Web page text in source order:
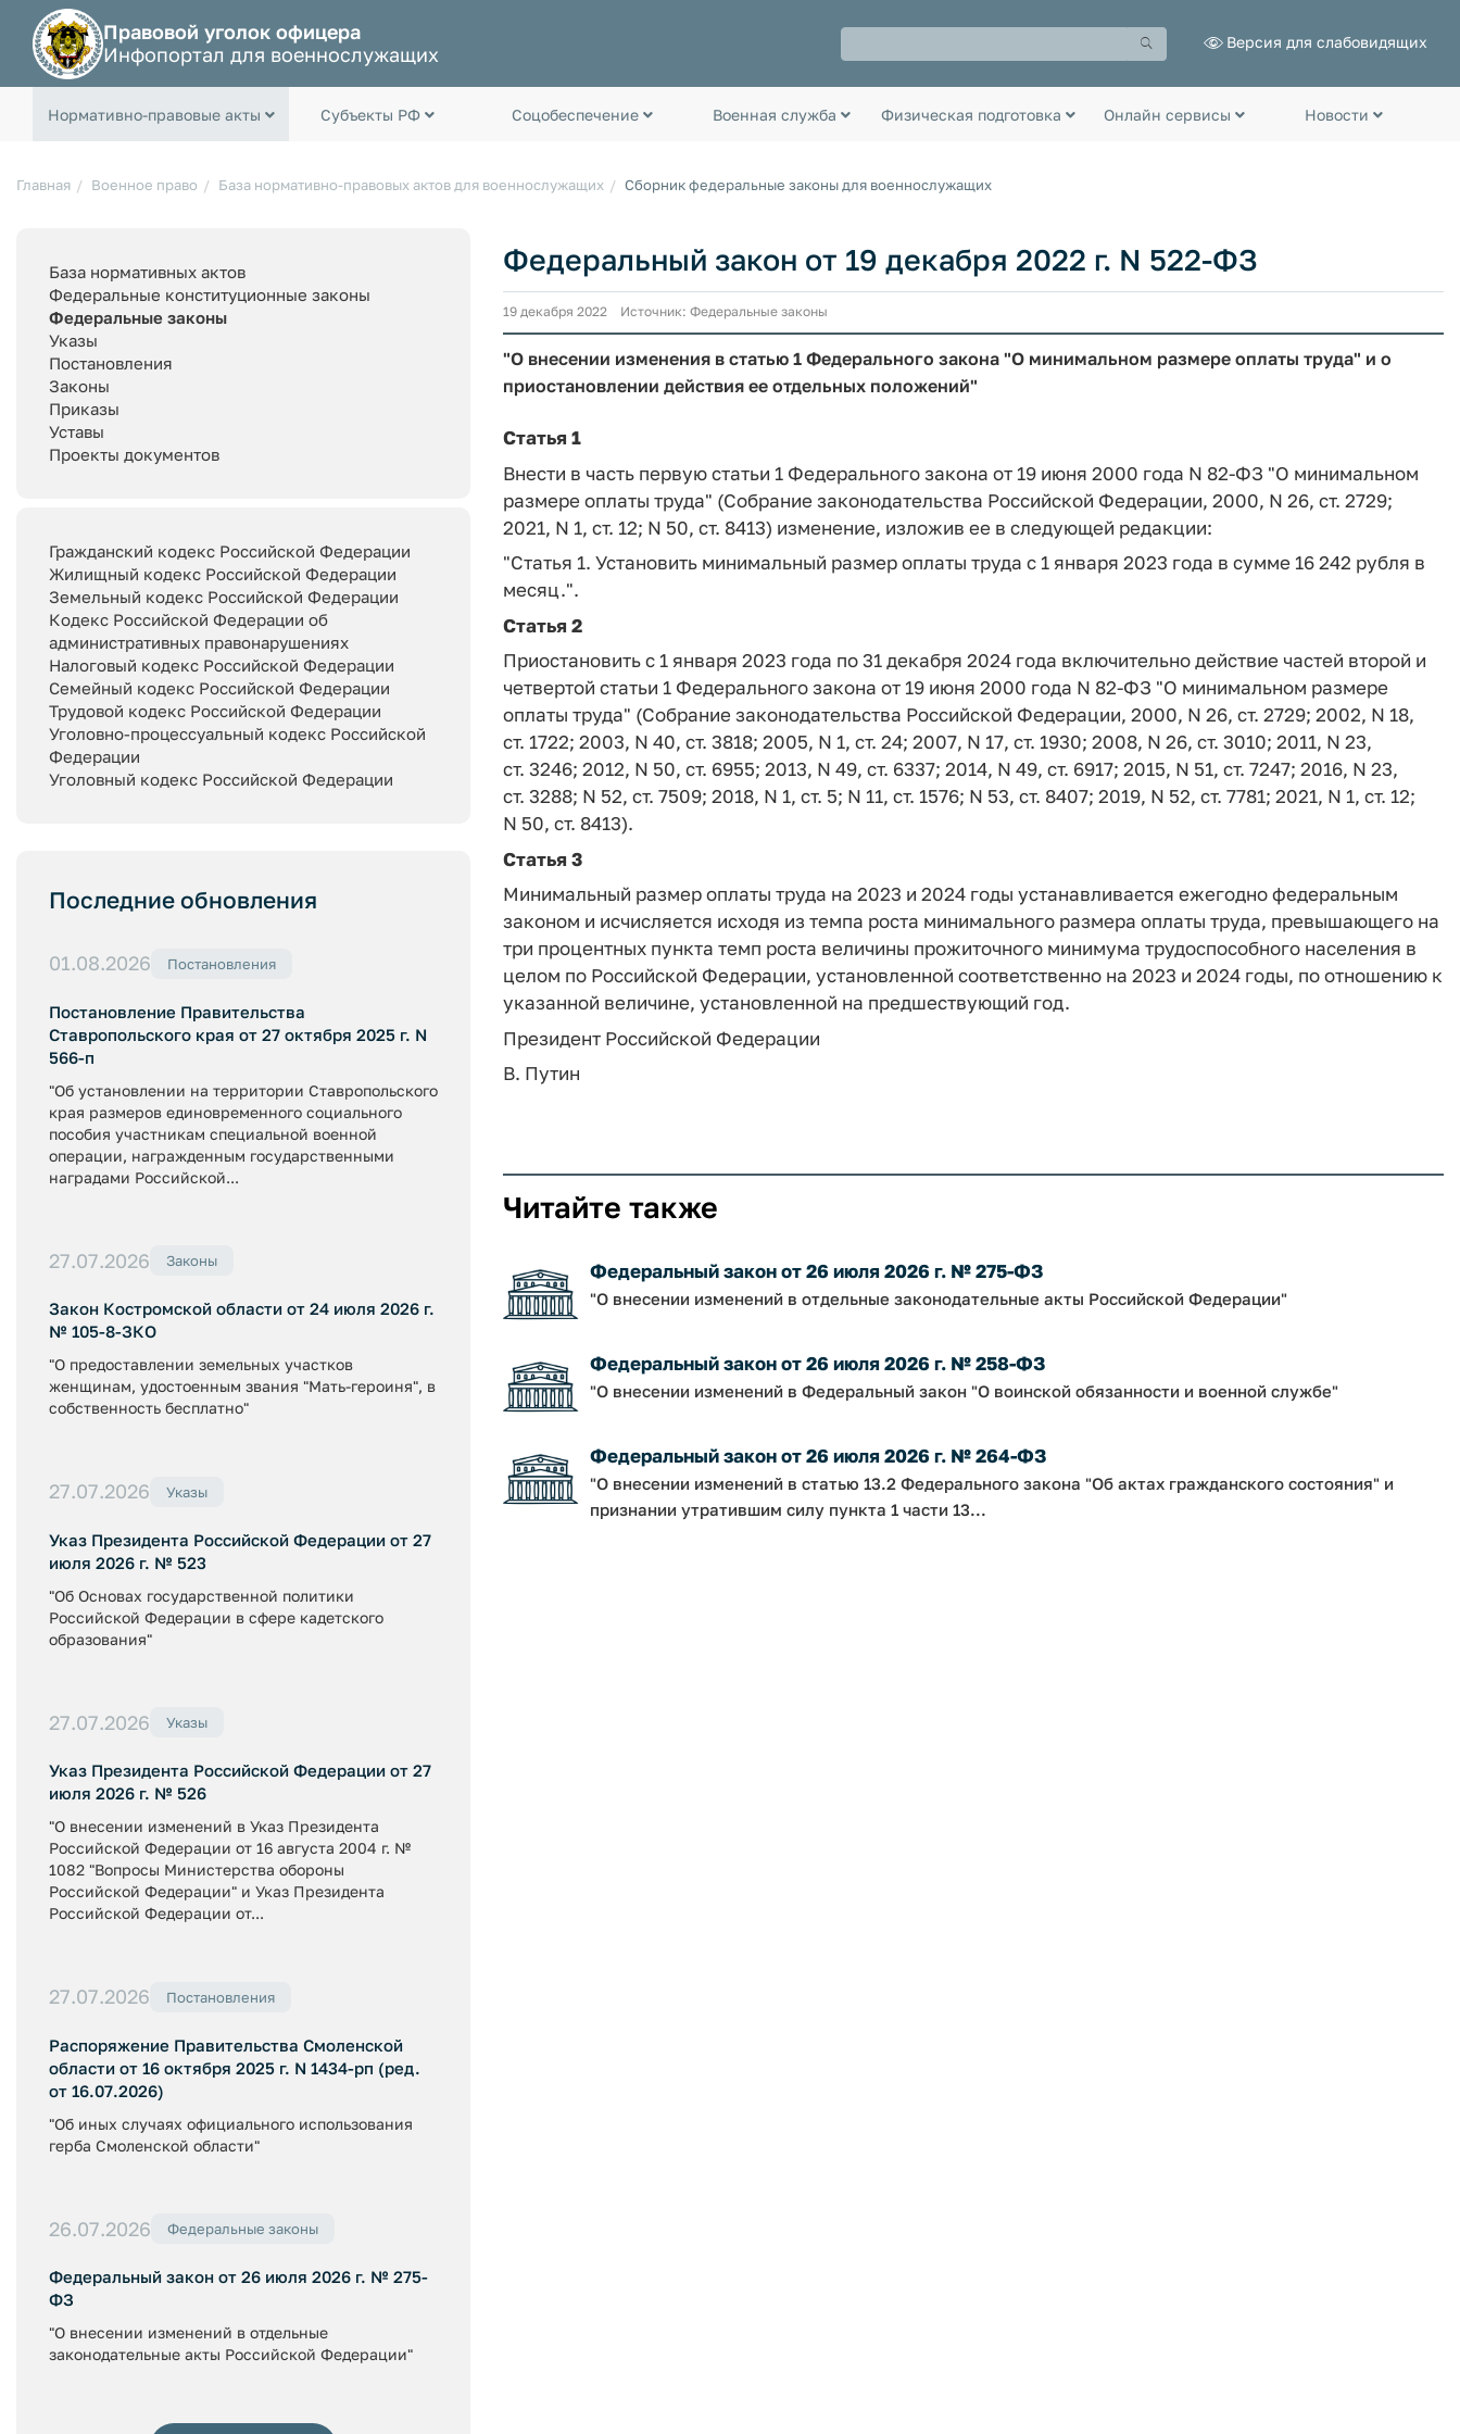
Правовой уголок офицера
Инфопортал для военнослужащих
Версия для слабовидящих
Нормативно-правовые акты Субъекты РФ Соцобеспечение Военная служба Физическая подготовка Онлайн сервисы Новости
Главная Военное право База нормативно-правовых актов для военнослужащих Сборник федеральные законы для военнослужащих
База нормативных актов
Федеральные конституционные законы
Федеральные законы
Указы
Постановления
Законы
Приказы
Уставы
Проекты документов
Гражданский кодекс Российской Федерации
Жилищный кодекс Российской Федерации
Земельный кодекс Российской Федерации
Кодекс Российской Федерации об
административных правонарушениях
Налоговый кодекс Российской Федерации
Семейный кодекс Российской Федерации
Трудовой кодекс Российской Федерации
Уголовно-процессуальный кодекс Российской
Федерации
Уголовный кодекс Российской Федерации
Последние обновления
01.08.2026 Постановления
Постановление Правительства
Ставропольского края от 27 октября 2025 г. N
566-п
"Об установлении на территории Ставропольского
края размеров единовременного социального
пособия участникам специальной военной
операции, награжденным государственными
наградами Российской...
27.07.2026 Законы
Закон Костромской области от 24 июля 2026 г.
№ 105-8-ЗКО
"О предоставлении земельных участков
женщинам, удостоенным звания "Мать-героиня", в
собственность бесплатно"
27.07.2026 Указы
Указ Президента Российской Федерации от 27
июля 2026 г. № 523
"Об Основах государственной политики
Российской Федерации в сфере кадетского
образования"
27.07.2026 Указы
Указ Президента Российской Федерации от 27
июля 2026 г. № 526
"О внесении изменений в Указ Президента
Российской Федерации от 16 августа 2004 г. №
1082 "Вопросы Министерства обороны
Российской Федерации" и Указ Президента
Российской Федерации от...
27.07.2026 Постановления
Распоряжение Правительства Смоленской
области от 16 октября 2025 г. N 1434-рп (ред.
от 16.07.2026)
"Об иных случаях официального использования
герба Смоленской области"
26.07.2026 Федеральные законы
Федеральный закон от 26 июля 2026 г. № 275-
ФЗ
"О внесении изменений в отдельные
законодательные акты Российской Федерации"
Федеральный закон от 19 декабря 2022 г. N 522-ФЗ
19 декабря 2022 Источник: Федеральные законы
"О внесении изменения в статью 1 Федерального закона "О минимальном размере оплаты труда" и о
приостановлении действия ее отдельных положений"
Статья 1
Внести в часть первую статьи 1 Федерального закона от 19 июня 2000 года N 82-ФЗ "О минимальном
размере оплаты труда" (Собрание законодательства Российской Федерации, 2000, N 26, ст. 2729;
2021, N 1, ст. 12; N 50, ст. 8413) изменение, изложив ее в следующей редакции:
"Статья 1. Установить минимальный размер оплаты труда с 1 января 2023 года в сумме 16 242 рубля в
месяц.".
Статья 2
Приостановить с 1 января 2023 года по 31 декабря 2024 года включительно действие частей второй и
четвертой статьи 1 Федерального закона от 19 июня 2000 года N 82-ФЗ "О минимальном размере
оплаты труда" (Собрание законодательства Российской Федерации, 2000, N 26, ст. 2729; 2002, N 18,
ст. 1722; 2003, N 40, ст. 3818; 2005, N 1, ст. 24; 2007, N 17, ст. 1930; 2008, N 26, ст. 3010; 2011, N 23,
ст. 3246; 2012, N 50, ст. 6955; 2013, N 49, ст. 6337; 2014, N 49, ст. 6917; 2015, N 51, ст. 7247; 2016, N 23,
ст. 3288; N 52, ст. 7509; 2018, N 1, ст. 5; N 11, ст. 1576; N 53, ст. 8407; 2019, N 52, ст. 7781; 2021, N 1, ст. 12;
N 50, ст. 8413).
Статья 3
Минимальный размер оплаты труда на 2023 и 2024 годы устанавливается ежегодно федеральным
законом и исчисляется исходя из темпа роста минимального размера оплаты труда, превышающего на
три процентных пункта темп роста величины прожиточного минимума трудоспособного населения в
целом по Российской Федерации, установленной соответственно на 2023 и 2024 годы, по отношению к
указанной величине, установленной на предшествующий год.
Президент Российской Федерации
В. Путин
Читайте также
Федеральный закон от 26 июля 2026 г. № 275-ФЗ
"О внесении изменений в отдельные законодательные акты Российской Федерации"
Федеральный закон от 26 июля 2026 г. № 258-ФЗ
"О внесении изменений в Федеральный закон "О воинской обязанности и военной службе"
Федеральный закон от 26 июля 2026 г. № 264-ФЗ
"О внесении изменений в статью 13.2 Федерального закона "Об актах гражданского состояния" и
признании утратившим силу пункта 1 части 13...